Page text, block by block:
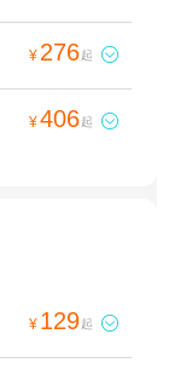
¥ 276起 
¥406起 
¥ 129起 